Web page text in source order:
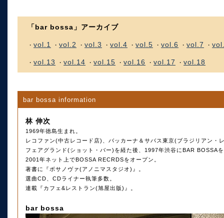
「bar bossa」アーカイブ
・ vol.1 ・ vol.2 ・ vol.3 ・ vol.4 ・ vol.5 ・ vol.6 ・ vol.7 ・
・ vol.13 ・ vol.14 ・ vol.15 ・ vol.16 ・ vol.17 ・ vol.18
bar bossa information
林 伸次
1969年徳島生まれ。
レコファン(中古レコード店)、バッカーナ＆サバス東京(ブラジリアン・
フェアグランド(ショット・バー)を経た後、1997年渋谷にBAR BOSSA
2001年ネット上でBOSSA RECRDSをオープン。
著書に『ボサノヴァ(アノニマスタジオ)』。
選曲CD、CDライナー執筆多数。
連載『カフェ&レストラン(旭屋出版)』。
bar bossa